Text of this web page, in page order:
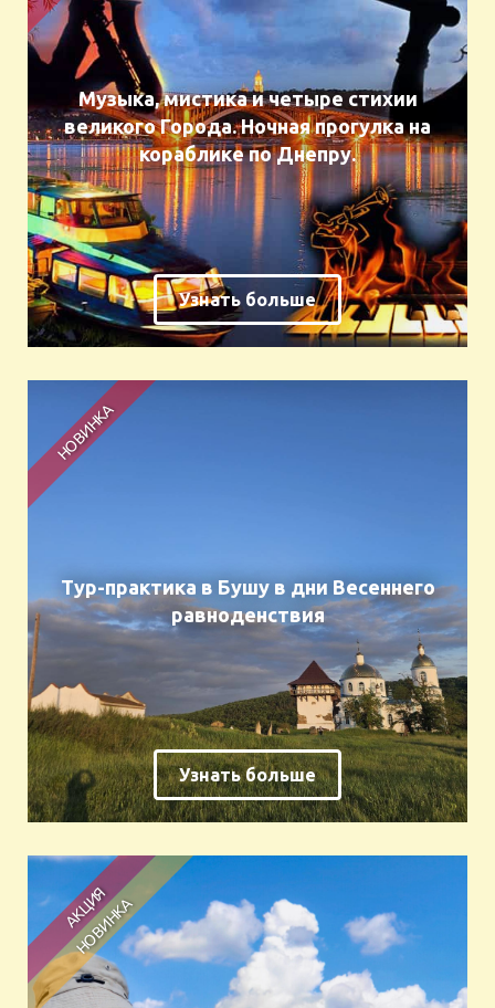
Музыка, мистика и четыре стихии
великого Города. Ночная прогулка на
кораблике по Днепру.
Узнать больше
Тур-практика в Бушу в дни Весеннего
равноденствия
Узнать больше